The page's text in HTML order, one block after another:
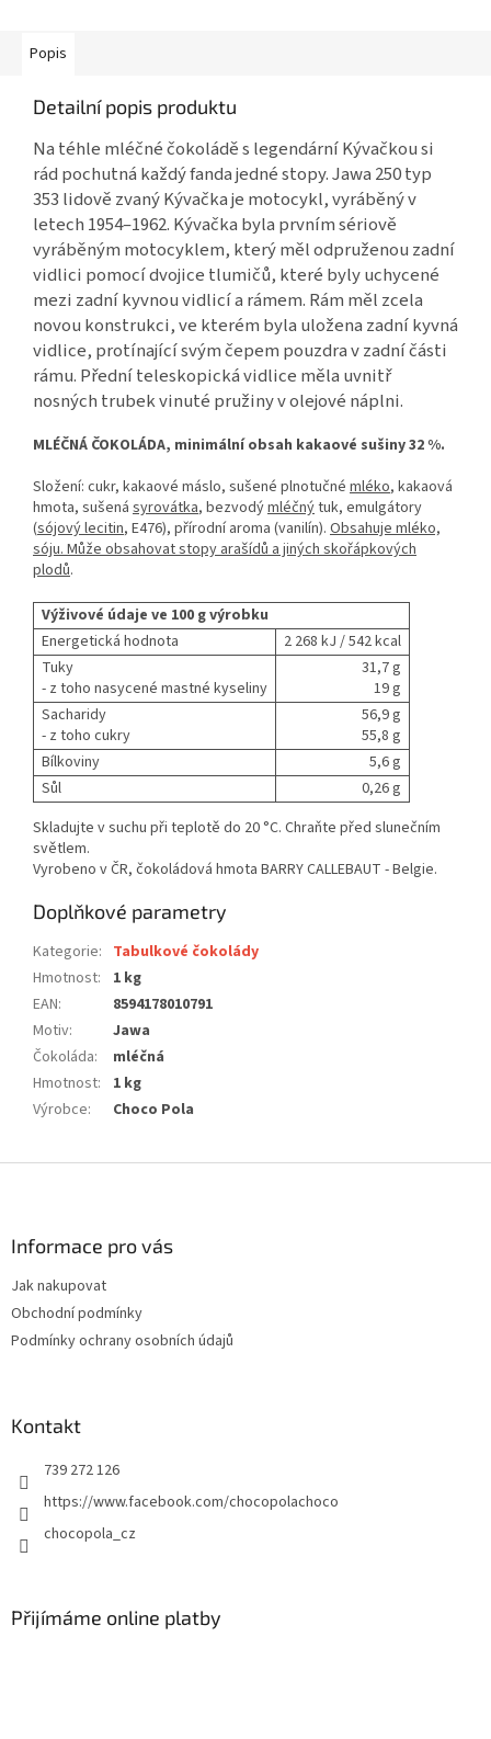
Popis
Detailní popis produktu
Na téhle mléčné čokoládě s legendární Kývačkou si
rád pochutná každý fanda jedné stopy. Jawa 250 typ
353 lidově zvaný Kývačka je motocykl, vyráběný v
letech 1954–1962. Kývačka byla prvním sériově
vyráběným motocyklem, který měl odpruženou zadní
vidlici pomocí dvojice tlumičů, které byly uchycené
mezi zadní kyvnou vidlicí a rámem. Rám měl zcela
novou konstrukci, ve kterém byla uložena zadní kyvná
vidlice, protínající svým čepem pouzdra v zadní části
rámu. Přední teleskopická vidlice měla uvnitř
nosných trubek vinuté pružiny v olejové náplni.
MLÉČNÁ ČOKOLÁDA, minimální obsah kakaové sušiny 32 %.
Složení: cukr, kakaové máslo, sušené plnotučné mléko, kakaová
hmota, sušená syrovátka, bezvodýmléčnýtuk, emulgátory
(sójový lecitin, E476), přírodní aroma (vanilín). Obsahuje mléko,
sóju. Může obsahovat stopy arašídů a jiných skořápkových
plodů.
Výživové údaje ve 100 g výrobku
Energetická hodnota
2 268 kJ / 542 kcal
Tuky
- z toho nasycené mastné kyseliny
31,7 g
19 g
Sacharidy
- z toho cukry
56,9 g
55,8 g
Bílkoviny
5,6 g
Sůl
0,26 g
Skladujte v suchu při teplotě do 20 °C. Chraňte před slunečním
světlem.
Vyrobeno v ČR, čokoládová hmota BARRY CALLEBAUT - Belgie.
Doplňkové parametry
Kategorie: Tabulkové čokolády
Hmotnost:
1 kg
EAN:
8594178010791
Motiv:
Jawa
Čokoláda:
mléčná
Hmotnost:
1 kg
Výrobce: Choco Pola
Informace pro vás
Jak nakupovat
Obchodní podmínky
Podmínky ochrany osobních údajů
Kontakt
739 272 126
https://www.facebook.com/chocopolachoco
chocopola_cz
Přijímáme online platby